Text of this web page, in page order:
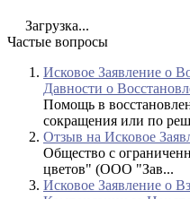
Загрузка...
Частые вопросы
Исковое Заявление о
Давности о
Помощь в
сокращения или по
Отзыв на Исковое
Общество с
цветов" (ООО "Зав...
Исковое Заявление о